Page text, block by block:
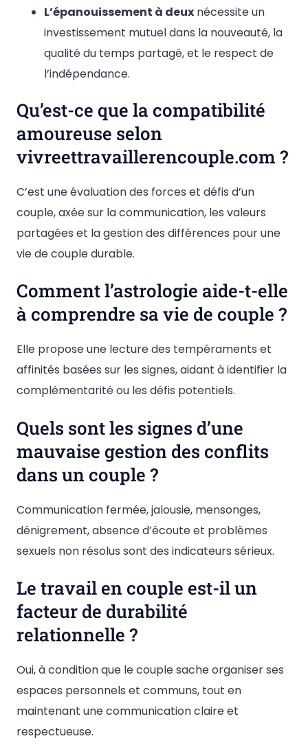
L’épanouissement à deux nécessite un
investissement mutuel dans la nouveauté, la
qualité du temps partagé, et le respect de
l’indépendance.
Qu’est-ce que la compatibilité
amoureuse selon
vivreettravaillerencouple.com ?
C’est une évaluation des forces et défis d’un
couple, axée sur la communication, les valeurs
partagées et la gestion des différences pour une
vie de couple durable.
Comment l’astrologie aide-t-elle
à comprendre sa vie de couple ?
Elle propose une lecture des tempéraments et
affinités basées sur les signes, aidant à identifier la
complémentarité ou les défis potentiels.
Quels sont les signes d’une
mauvaise gestion des conflits
dans un couple ?
Communication fermée, jalousie, mensonges,
dénigrement, absence d’écoute et problèmes
sexuels non résolus sont des indicateurs sérieux.
Le travail en couple est-il un
facteur de durabilité
relationnelle ?
Oui, à condition que le couple sache organiser ses
espaces personnels et communs, tout en
maintenant une communication claire et
respectueuse.